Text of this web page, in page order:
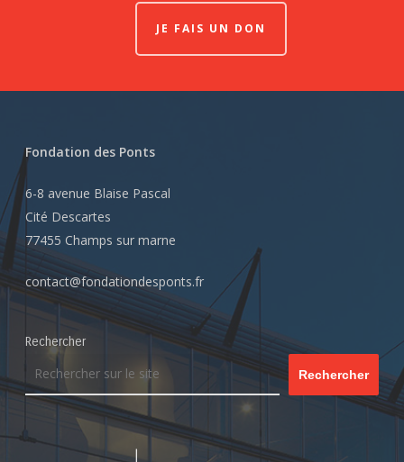
JE FAIS UN DON
Fondation des Ponts
6-8 avenue Blaise Pascal
Cité Descartes
77455 Champs sur marne
contact@fondationdesponts.fr
Rechercher
Rechercher